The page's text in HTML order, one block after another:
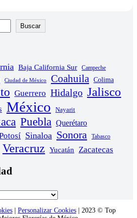
Buscar
Baja California Sur Campeche
Ciudad de México Coahuila Colima
Guerrero Hidalgo Jalisco
México Nayarit
Puebla Querétaro
Sinaloa Sonora Tabasco
Veracruz Yucatán Zacatecas
| Personalizar Cookies | 2023 © Top